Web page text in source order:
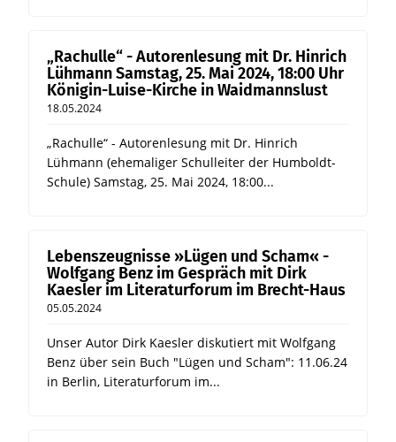
„Rachulle“ - Autorenlesung mit Dr. Hinrich
Lühmann Samstag, 25. Mai 2024, 18:00 Uhr
Königin-Luise-Kirche in Waidmannslust
18.05.2024
„Rachulle“ - Autorenlesung mit Dr. Hinrich
Lühmann (ehemaliger Schulleiter der Humboldt-
Schule) Samstag, 25. Mai 2024, 18:00...
Lebenszeugnisse »Lügen und Scham« -
Wolfgang Benz im Gespräch mit Dirk
Kaesler im Literaturforum im Brecht-Haus
05.05.2024
Unser Autor Dirk Kaesler diskutiert mit Wolfgang
Benz über sein Buch "Lügen und Scham": 11.06.24
in Berlin, Literaturforum im...